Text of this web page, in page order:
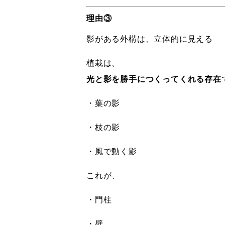
理由③
影がある外構は、立体的に見える
植栽は、
光と影を勝手につくってくれる存在
・葉の影
・枝の影
・風で動く影
これが、
・門柱